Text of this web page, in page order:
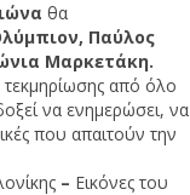
θα
Παύλος
Μαρκετάκη.
από όλο
να ενημερώσει, να
που απαιτούν την
– Εικόνες του